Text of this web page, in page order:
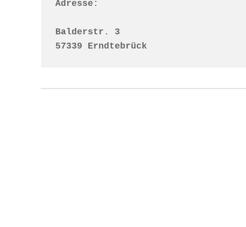
Adresse:
Balderstr. 3
57339 Erndtebrück